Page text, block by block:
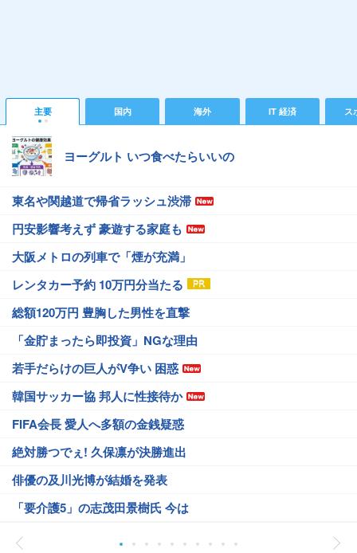
主要 国内 海外 IT 経済 ス
ヨーグルト いつ食べたらいいの
東名や関越道で帰省ラッシュ渋滞
円安影響考えず 豪遊する家庭も
大阪メトロの列車で「煙が充満」
レンタカー予約 10万円分当たる
総額120万円 豊胸した男性を直撃
「金貯まったら即投資」NGな理由
若手だらけの巨人がV争い 困惑
韓国サッカー協 邦人に性接待か
FIFA会長 愛人へ多額の金銭疑惑
絶対勝つでぇ! 久保凛が決勝進出
俳優の及川光博が結婚を発表
「要介護5」の志茂田景樹氏 今は